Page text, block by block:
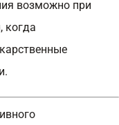
возможно при
когда